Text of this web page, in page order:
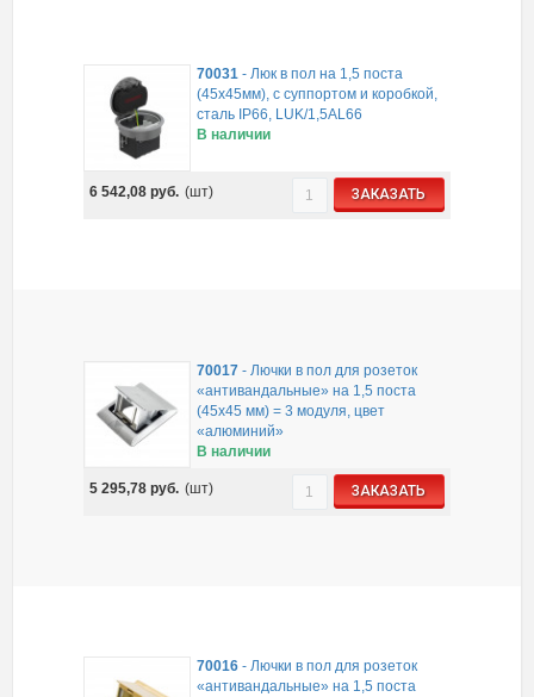
70031 - Люк в пол на 1,5 поста
(45х45мм), с суппортом и коробкой,
сталь IP66, LUK/1,5AL66
В наличии
6 542,08руб. (шт) ЗАКАЗАТЬ
70017 - Лючки в пол для розеток
«антивандальные» на 1,5 поста
(45х45 мм) = 3 модуля, цвет
«алюминий»
В наличии
5 295,78руб. (шт) ЗАКАЗАТЬ
70016 -Лючки в пол для розеток
«антивандальные» на 1,5 поста